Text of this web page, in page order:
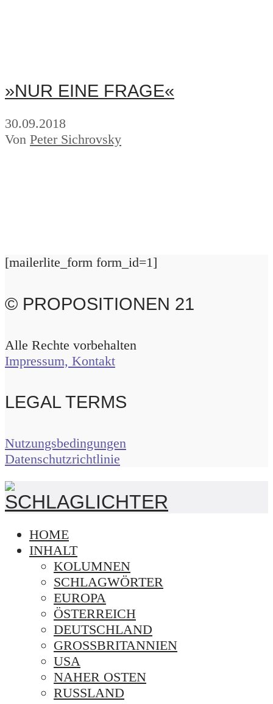
»NUR EINE FRAGE«
30.09.2018
Von Peter Sichrovsky
[mailerlite_form form_id=1]
© PROPOSITIONEN 21
Alle Rechte vorbehalten
Impressum, Kontakt
LEGAL TERMS
Nutzungsbedingungen
Datenschutzrichtlinie
HOME
INHALT
KOLUMNEN
SCHLAGWÖRTER
EUROPA
ÖSTERREICH
DEUTSCHLAND
GROSSBRITANNIEN
USA
NAHER OSTEN
RUSSLAND